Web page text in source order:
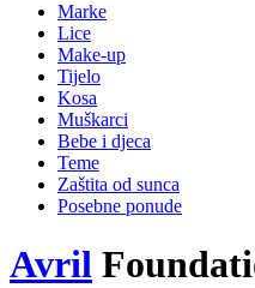
Marke
Lice
Make-up
Tijelo
Kosa
Muškarci
Bebe i djeca
Teme
Zaštita od sunca
Posebne ponude
Avril